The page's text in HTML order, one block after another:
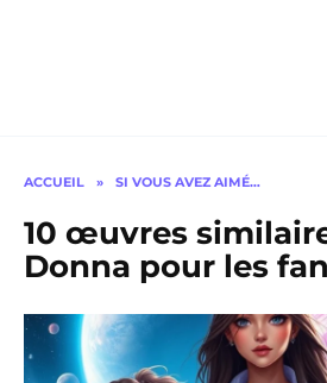
ACCUEIL » SI VOUS AVEZ AIMÉ…
10 œuvres
Donna pour les